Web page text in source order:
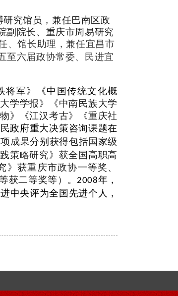
究馆员，兼任巴南区政
副院长、重庆市周易研究
、馆长助理，兼任宜昌市
至六届政协常委、民进宜
将军》《中国传统文化概
学学报》《中南民族大学
》《江汉考古》《重庆社
政府重大决策咨询课题在
成果分别获得包括国家级
策略研究》获全国高职高
获重庆市政协一等奖、
获二等奖等）。 2008年，
中央评为全国先进个人，